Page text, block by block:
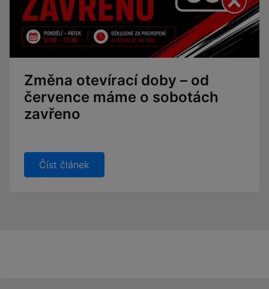
Změna otevírací doby – od
července máme o sobotách
zavřeno
Číst článek